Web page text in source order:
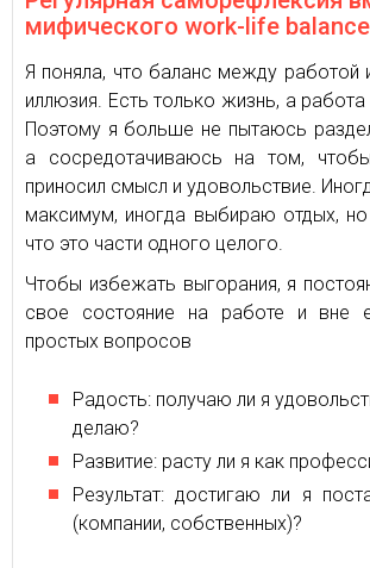
мифического work-life balance
Я поняла, что баланс между
иллюзия. Есть только жизнь, а работа
Поэтому я больше не пытаюсь
а сосредотачиваюсь на том,
приносил смысл и удовольствие.
максимум, иногда выбираю отдых,
что это части одного целого.
Чтобы избежать выгорания, я
свое состояние на работе и
простых вопросов
Радость: получаю ли я
делаю?
Развитие: расту ли я как
Результат: достигаю ли я
(компании, собственных)?